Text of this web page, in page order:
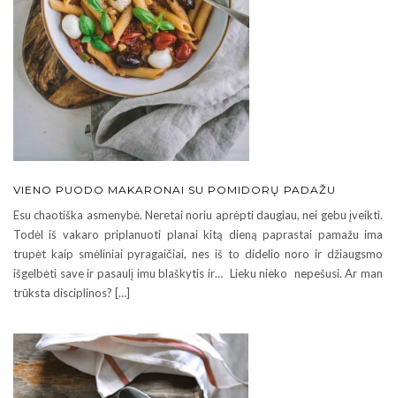
VIENO PUODO MAKARONAI SU POMIDORŲ PADAŽU
Esu chaotiška asmenybė. Neretai noriu aprėpti daugiau, nei gebu įveikti.
Todėl iš vakaro priplanuoti planai kitą dieną paprastai pamažu ima
trupėt kaip smėliniai pyragaičiai, nes iš to didelio noro ir džiaugsmo
išgelbėti save ir pasaulį imu blaškytis ir… Lieku nieko nepešusi. Ar man
trūksta disciplinos? […]